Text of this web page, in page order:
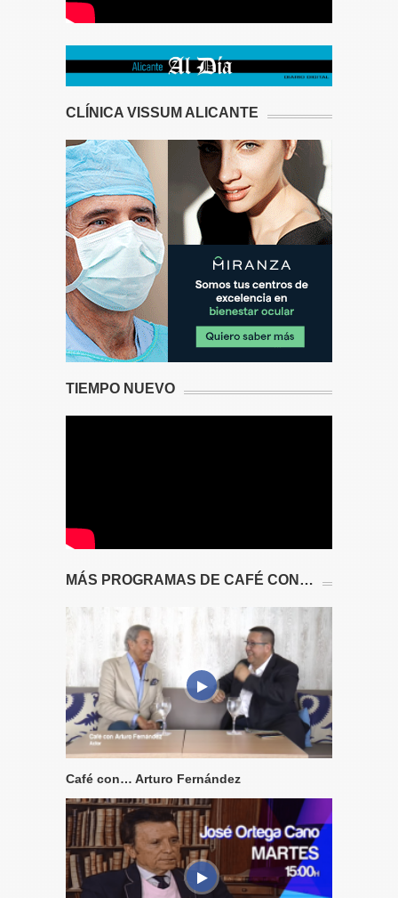
CLÍNICA VISSUM ALICANTE
TIEMPO NUEVO
MÁS PROGRAMAS DE CAFÉ CON…
Café con… Arturo Fernández